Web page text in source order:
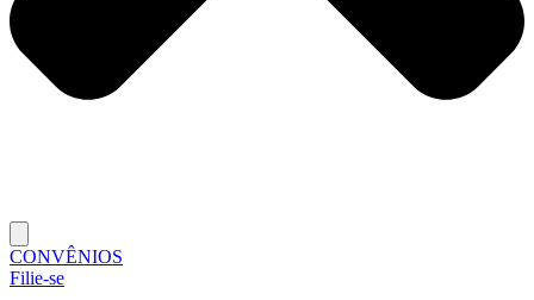
CONVÊNIOS
Filie-se